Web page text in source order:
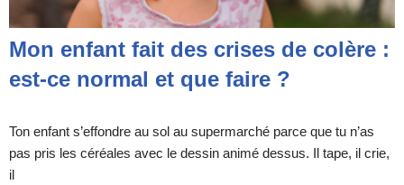
Mon enfant fait des crises de colère :
est-ce normal et que faire ?
Ton enfant s’effondre au sol au supermarché parce que tu n’as
pas pris les céréales avec le dessin animé dessus. Il tape, il crie,
il